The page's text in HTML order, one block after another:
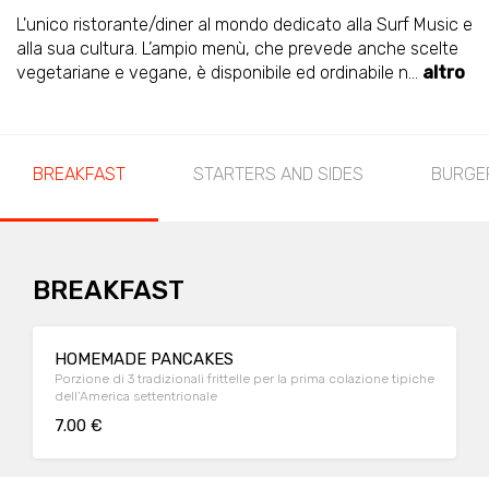
L'unico ristorante/diner al mondo dedicato alla Surf Music e
alla sua cultura. L’ampio menù, che prevede anche scelte
vegetariane e vegane, è disponibile ed ordinabile n... altro
BREAKFAST STARTERS AND SIDES
BREAKFAST
HOMEMADE PANCAKES
Porzione di 3 tradizionali frittelle per la prima colazione tipiche
dell’America settentrionale
7.00 €